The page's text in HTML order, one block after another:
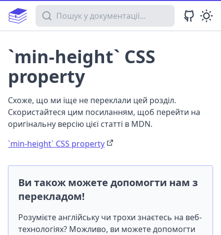
Пошук у документації
`min-height` CSS
property
Схоже, що ми іще не переклали цей розділ.
Скористайтеся цим посиланням, щоб перейти на
оригінальну версію цієї статті в MDN.
`min-height` CSS property
Ви також можете допомогти нам з
перекладом!
Розумієте англійську чи трохи знаєтесь на веб-
технологіях? Можливо, ви можете допомогти